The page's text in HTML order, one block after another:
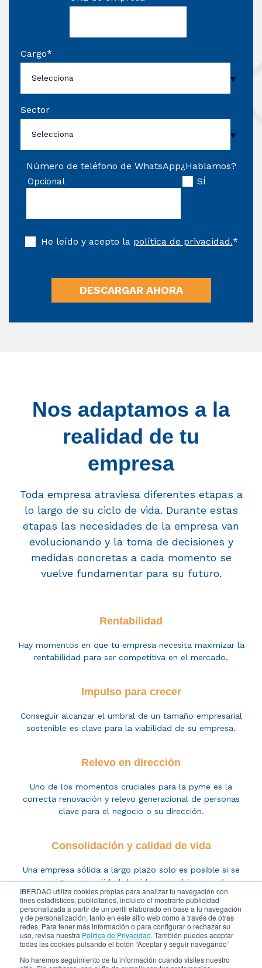
IBERDAC utiliza cookies propias para analizar tu navegación con
fines estadísticos, publicitarios, incluido el mostrarte publicidad
personalizada a partir de un perfil elaborado en base a tu navegación
y de personalización, tanto en este sitio web como a través de otras
redes. Para tener más información o para configurar o rechazar su
uso, revisa nuestra Política de Privacidad. También puedes aceptar
todas las cookies pulsando el botón “Aceptar y seguir navegando”
No haremos seguimiento de tu información cuando visites nuestro
Cargo*
Sector
Número de teléfono de WhatsApp
Opcional
¿Hablamos?
SÍ
He leído y acepto la política de privacidad.*
Nos adaptamos a la
realidad de tu
empresa
Toda empresa atraviesa diferentes etapas a
lo largo de su ciclo de vida. Durante estas
etapas las necesidades de la empresa van
evolucionando y la toma de decisiones y
medidas concretas a cada momento se
vuelve fundamentar para su futuro.
Rentabilidad
Hay momentos en que tu empresa necesita maximizar la
rentabilidad para ser competitiva en el mercado.
Impulso para crecer
Conseguir alcanzar el umbral de un tamaño empresarial
sostenible es clave para la viabilidad de su empresa.
Relevo en dirección
Uno de los momentos cruciales para la pyme es la
correcta renovación y relevo generacional de personas
clave para el negocio o su dirección.
Consolidación y calidad de vida
Una empresa sólida a largo plazo solo es posible si se
consigue una calidad de vida razonable para el
empresario.